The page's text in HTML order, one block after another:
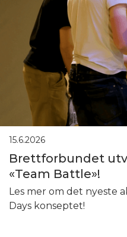
15.6.2026
Brettforbundet
«Team Battle»!
Les mer om det nyeste
Days konseptet!